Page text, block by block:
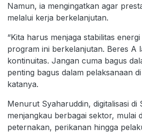
Namun, ia mengingatkan agar
melalui kerja berkelanjutan.
“Kita harus menjaga stabilitas
program ini berkelanjutan. Beres A
kontinuitas. Jangan cuma bagus
penting bagus dalam pelaksanaan
katanya.
Menurut Syaharuddin, digitalisasi di
menjangkau berbagai sektor, mulai
peternakan, perikanan hingga